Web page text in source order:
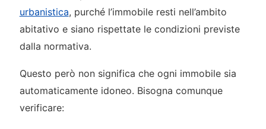
urbanistica, purché l’immobile resti nell’ambito
abitativo e siano rispettate le condizioni previste
dalla normativa.
Questo però non significa che ogni immobile sia
automaticamente idoneo. Bisogna comunque
verificare: